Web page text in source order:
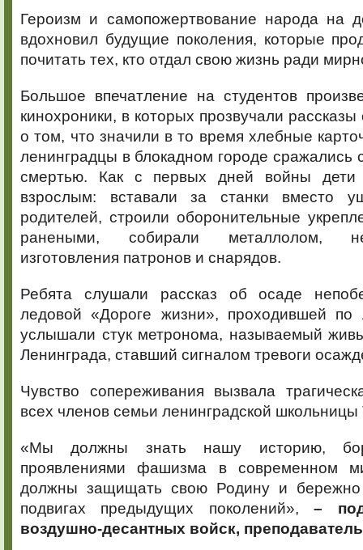
Героизм и самопожертвование народа на
вдохновил будущие поколения, которые
почитать тех, кто отдал свою жизнь ради
Большое впечатление на студентов
кинохроники, в которых прозвучали
о том, что значили в то время хлебные
ленинградцы в блокадном городе сражались
смертью. Как с первых дней войны дети
взрослым: вставали за станки вместо
родителей, строили оборонительные
ранеными, собирали металлолом,
изготовления патронов и снарядов.
Ребята слушали рассказ об осаде
ледовой «Дороге жизни», проходившей по
услышали стук метронома, называемый
Ленинграда, ставший сигналом тревоги
Чувство сопереживания вызвала
всех членов семьи ленинградской
«Мы должны знать нашу историю,
проявлениями фашизма в современном
должны защищать свою Родину и бережно
подвигах предыдущих поколений»,–
воздушно-десантных войск,